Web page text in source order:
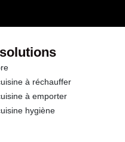
à réchauffer
à emporter
hygiène